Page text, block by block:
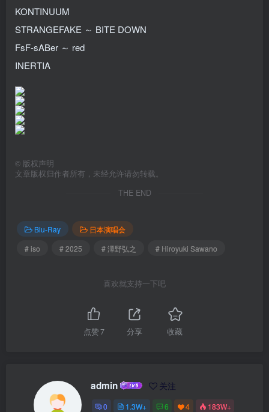
KONTINUUM
STRANGEFAKE ～ BITE DOWN
FsF-sABer ～ red
INERTIA
© 版权声明
文章版权归作者所有，未经允许请勿转载。
THE END
Blu-Ray
日本演唱会
# iso
# 2025 # 澤野弘之 # Hiroyuki Sawano
喜欢就支持一下吧
点赞7 分享 收藏
admin 关注
0 1.3W+ 6 4 183W+